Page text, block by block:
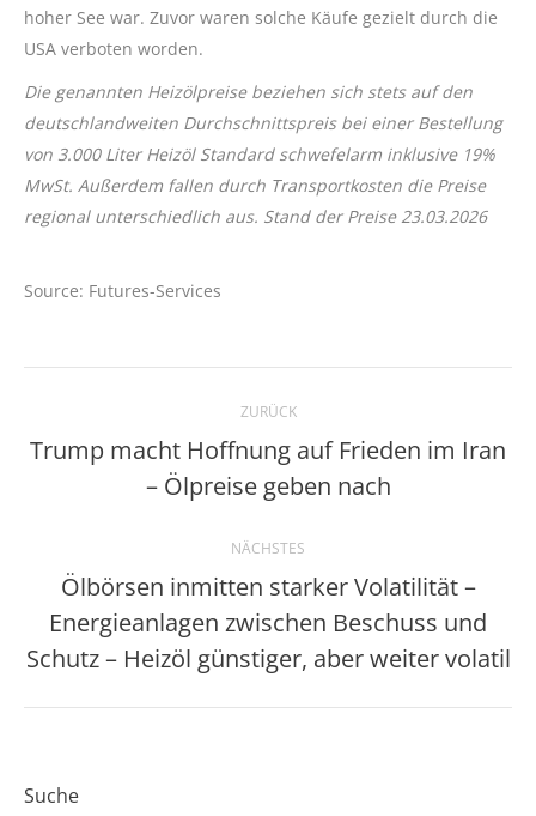
hoher See war. Zuvor waren solche Käufe gezielt durch die
USA verboten worden.
Die genannten Heizölpreise beziehen sich stets auf den
deutschlandweiten Durchschnittspreis bei einer Bestellung
von 3.000 Liter Heizöl Standard schwefelarm inklusive 19%
MwSt. Außerdem fallen durch Transportkosten die Preise
regional unterschiedlich aus. Stand der Preise 23.03.2026
Source: Futures-Services
Kommentarnavigation
ZURÜCK
Vorheriger
Beitrag:
Trump macht Hoffnung auf Frieden im Iran
– Ölpreise geben nach
NÄCHSTES
Nächster
Beitrag:
Ölbörsen inmitten starker Volatilität –
Energieanlagen zwischen Beschuss und
Schutz – Heizöl günstiger, aber weiter volatil
Suche